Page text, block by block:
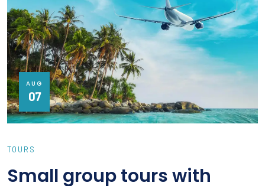
AUG
07
TOURS
Small group tours with